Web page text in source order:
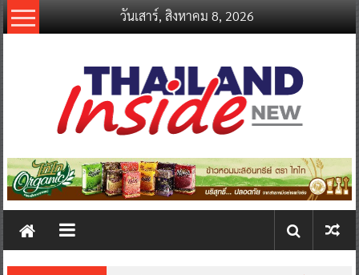
Skip
to
วันเสาร์, สิงหาคม 8, 2026
thailandinsidenew.com
Thailand
New